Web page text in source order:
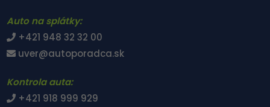
Auto na splátky:
+421 948 32 32 00
uver@autoporadca.sk
Kontrola auta:
+421 918 999 929